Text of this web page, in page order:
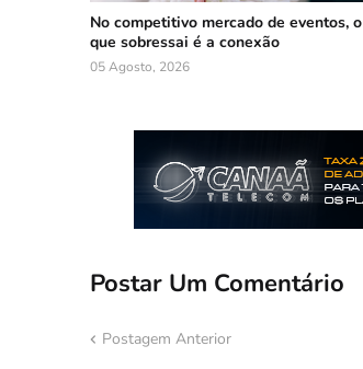
No competitivo mercado de eventos, o
que sobressai é a conexão
05 Agosto, 2026
Postar Um Comentário
Postagem Anterior